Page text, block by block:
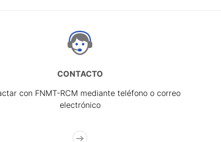
CONTACTO
con FNMT-RCM mediante teléfono o correo
electrónico